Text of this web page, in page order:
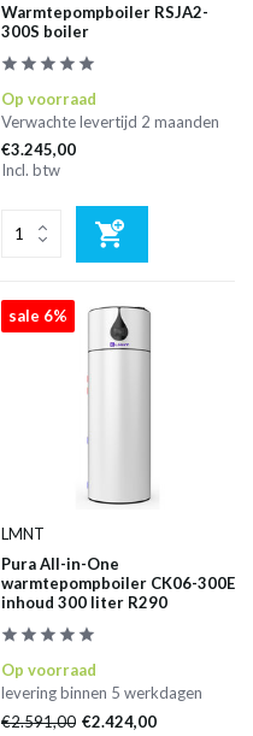
Warmtepompboiler RSJA2-
300S boiler
Op voorraad
Verwachte levertijd 2 maanden
€3.245,00
Incl. btw
sale 6%
LMNT
Pura All-in-One
warmtepompboiler CK06-300E
inhoud 300 liter R290
Op voorraad
levering binnen 5 werkdagen
€2.591,00 €2.424,00